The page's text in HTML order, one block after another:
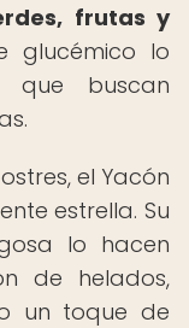
frutas y
glucémico lo
que buscan
el Yacón
estrella. Su
lo hacen
de helados,
un toque de